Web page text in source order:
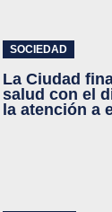
SOCIEDAD
La Ciudad
salud con el
la atención a